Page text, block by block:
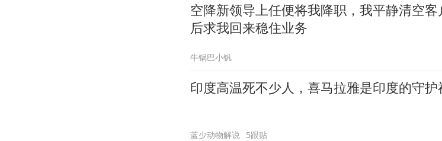
空降新领导上任便将我降职，我平静清空
后求我回来稳住业务
牛锅巴小钒
印度高温死不少人，喜马拉雅是印度的守护
蓝少动物解说 5跟贴